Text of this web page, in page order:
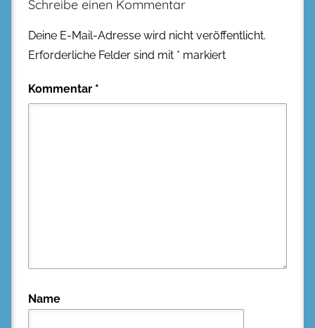
Schreibe einen Kommentar
Deine E-Mail-Adresse wird nicht veröffentlicht.
Erforderliche Felder sind mit * markiert
Kommentar *
Name